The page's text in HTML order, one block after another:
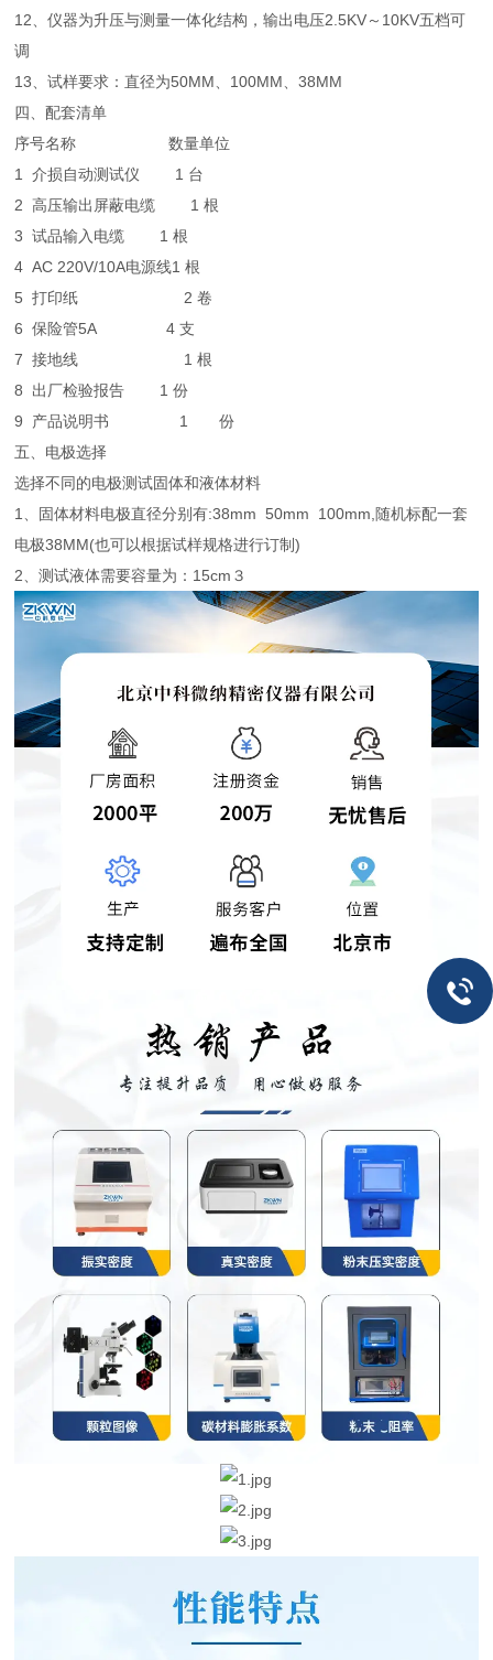
12、仪器为升压与测量一体化结构，输出电压2.5KV～10KV五档可
调
13、试样要求：直径为50MM、100MM、38MM
四、配套清单
序号名称 数量单位
1 介损自动测试仪 1 台
2 高压输出屏蔽电缆 1 根
3 试品输入电缆 1 根
4 AC 220V/10A电源线1 根
5 打印纸 2 卷
6 保险管5A4 支
7 接地线 1 根
8
出厂检验报告 1 份
9
产品说明书 1 份
五、电极选择
选择不同的电极测试固体和液体材料
1、固体材料电极直径分别有:38mm 50mm 100mm,随机标配一套
电极38MM(也可以根据试样规格进行订制)
2、测试液体需要容量为：15cm３